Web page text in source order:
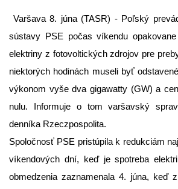
Varšava 8. júna (TASR) - Poľský
sústavy PSE počas víkendu
elektriny z fotovoltických zdrojov pre
niektorých hodinách museli byť
výkonom vyše dva gigawatty (GW) a
nulu. Informuje o tom varšavský
denníka Rzeczpospolita.
Spoločnosť PSE pristúpila k redukciám
víkendových dní, keď je spotreba
obmedzenia zaznamenala 4. júna, keď